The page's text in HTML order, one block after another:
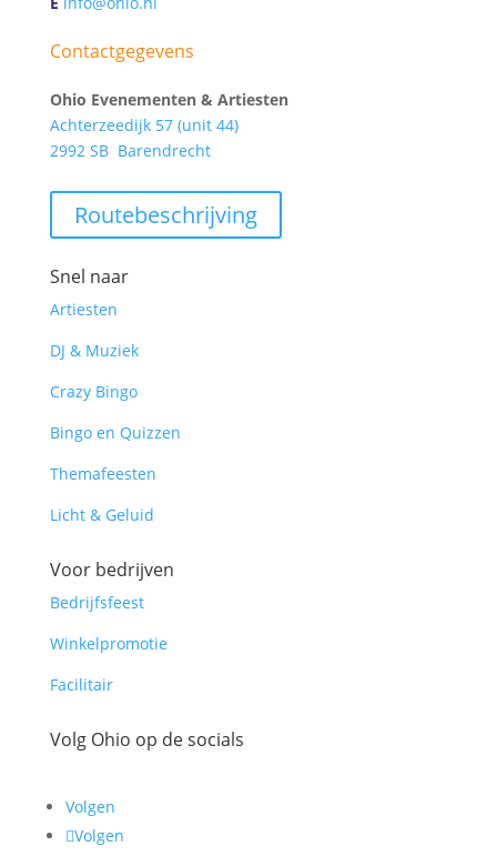
Contactgegevens
Ohio Evenementen & Artiesten
Achterzeedijk 57 (unit 44)
2992 SB Barendrecht
Routebeschrijving
Snel naar
Artiesten
DJ & Muziek
Crazy Bingo
Bingo en Quizzen
Themafeesten
Licht & Geluid
Voor bedrijven
Bedrijfsfeest
Winkelpromotie
Facilitair
Volg Ohio op de socials
Volgen
Volgen